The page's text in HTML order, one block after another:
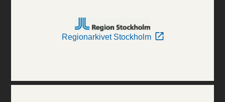
Regionarkivet Stockholm